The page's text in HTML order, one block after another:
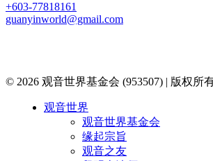
+603-77818161
guanyinworld@gmail.com
© 2026 观音世界基金会 (953507) | 版权所
观音世界
观音世界基金会
缘起宗旨
观音之友